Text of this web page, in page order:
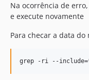
Na ocorrência de
e execute novamente
Para checar a data